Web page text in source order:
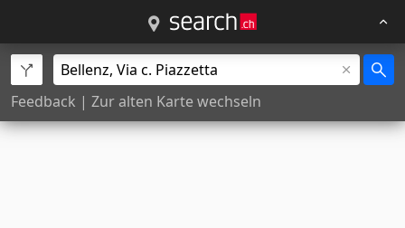
Feedback | Zur alten Karte wechseln